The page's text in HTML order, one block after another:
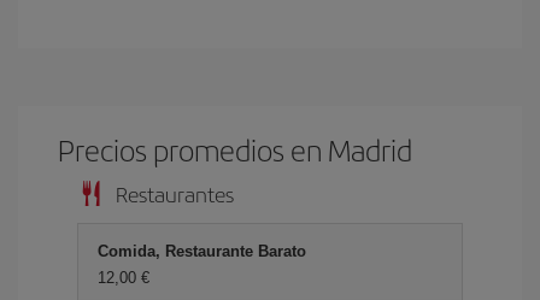
Precios promedios en Madrid
Restaurantes
Comida, Restaurante Barato
12,00 €